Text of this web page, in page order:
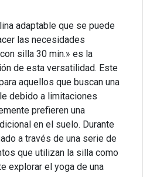
adaptable que se puede
las necesidades
silla 30 min.» es la
de esta versatilidad. Este
aquellos que buscan una
debido a limitaciones
prefieren una
en el suelo. Durante
a través de una serie de
que utilizan la silla como
explorar el yoga de una